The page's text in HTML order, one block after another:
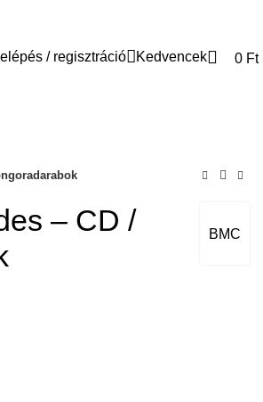
/ regisztráció Kedvencek 0 Ft
BMC
– CD /